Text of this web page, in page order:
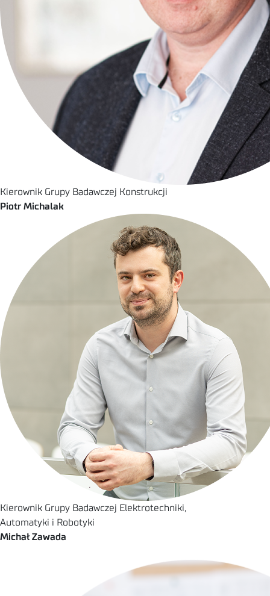
Kierownik Grupy Badawczej Konstrukcji
Piotr Michalak
Kierownik Grupy Badawczej Elektrotechniki,
Automatyki i Robotyki
Michał Zawada